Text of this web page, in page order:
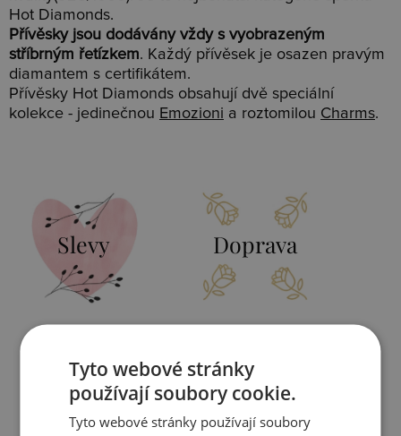
Hot Diamonds.
Přívěsky jsou dodávány vždy s vyobrazeným
stříbrným řetízkem. Každý přívěsek je osazen pravým
diamantem s certifikátem.
Přívěsky Hot Diamonds obsahují dvě speciální
kolekce - jedinečnou Emozioni a roztomilou Charms.
Slevy Doprava
Tyto webové stránky
používají soubory cookie.
Tyto webové stránky používají soubory